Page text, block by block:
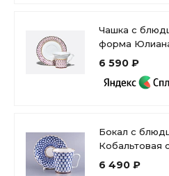
Чашка с
форма
2, арт.
6 590 ₽
Бокал с
Кобальтовая
81.13955.00.1
6 490 ₽